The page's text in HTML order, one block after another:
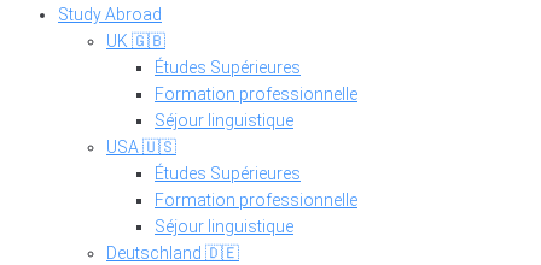
Study Abroad
UK 🇬🇧
Études Supérieures
Formation professionnelle
Séjour linguistique
USA 🇺🇸
Études Supérieures
Formation professionnelle
Séjour linguistique
Deutschland 🇩🇪